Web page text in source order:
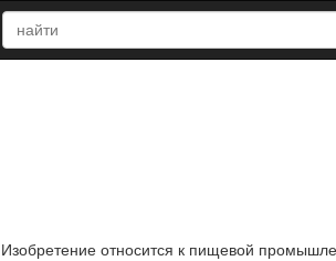
Изобретение относится к пищевой